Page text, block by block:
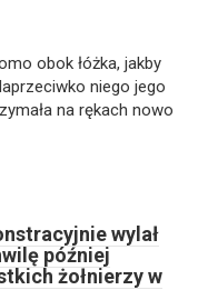
obok łóżka, jakby
niego jego
na rękach nowo
wylał
później
żołnierzy w